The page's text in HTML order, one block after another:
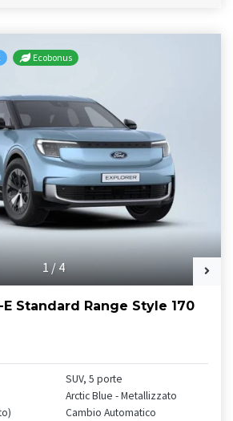
1/4
Ecobonus
E Standard Range Style 170
SUV, 5 porte
Arctic Blue - Metallizzato
Cambio Automatico